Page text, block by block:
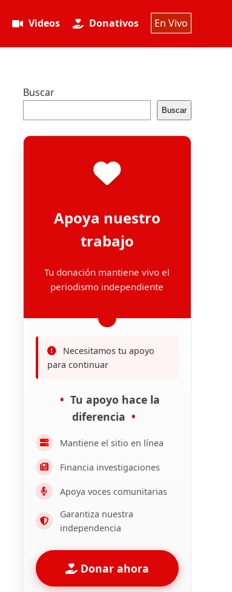
Videos Donativos En Vivo
Buscar
Buscar
Apoya nuestro
trabajo
Tu donación mantiene vivo el
periodismo independiente
Necesitamos tu apoyo
para continuar
Tu apoyo hace la
diferencia
Mantiene el sitio en línea
Financia investigaciones
Apoya voces comunitarias
Garantiza nuestra
independencia
Donar ahora